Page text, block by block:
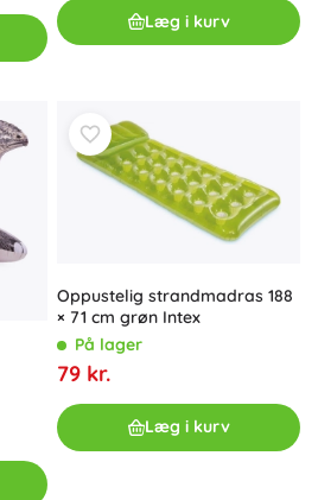
Læg i kurv
Oppustelig strandmadras 188
× 71 cm grøn Intex
På lager
79 kr.
Læg i kurv